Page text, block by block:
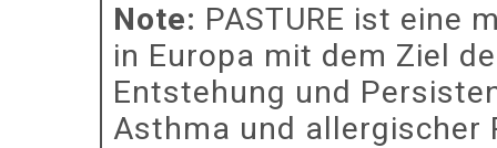
Note: PASTURE ist eine
in Europa mit dem Ziel
Entstehung und
Asthma und allergischer